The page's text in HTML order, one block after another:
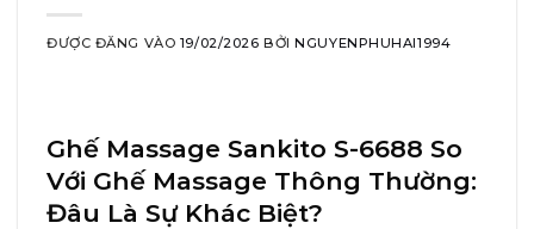
ĐƯỢC ĐĂNG VÀO 19/02/2026 BỞINGUYENPHUHAI1994
Ghế Massage Sankito S-6688 So
Với Ghế Massage Thông Thường:
Đâu Là Sự Khác Biệt?